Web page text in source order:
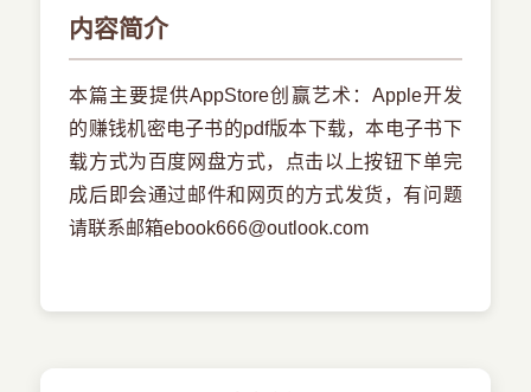
内容简介
本篇主要提供AppStore创赢艺术：Apple开发
的赚钱机密电子书的pdf版本下载，本电子书下
载方式为百度网盘方式，点击以上按钮下单完
成后即会通过邮件和网页的方式发货，有问题
请联系邮箱ebook666@outlook.com